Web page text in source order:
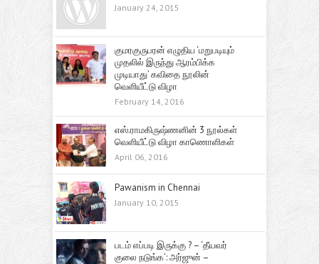
January 24, 2015
குமரகுருபரன் எழுதிய ‘மறுபடியும்
முதலில் இருந்து ஆரம்பிக்க
முடியாது’ கவிதை நூலின்
வெளியீட்டு விழா
February 14, 2016
எஸ்.ராமகிருஷ்ணனின் 3 நூல்கள்
வெளியீட்டு விழா காணொளிகள்
April 06, 2016
Pawanism in Chennai
January 10, 2015
படம் எப்படி இருக்கு ? – ‘தீயவர்
குலை நடுங்க’: அர்ஜுன் –